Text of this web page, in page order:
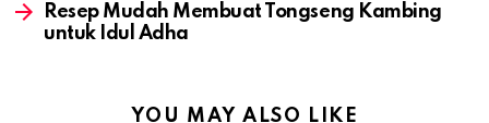
Resep Mudah Membuat Tongseng Kambing
untuk Idul Adha
YOU MAY ALSO LIKE